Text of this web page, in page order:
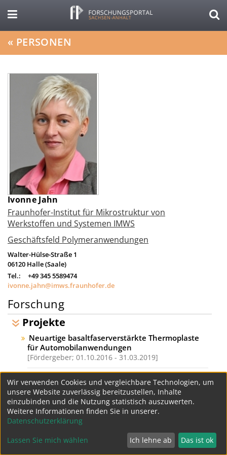
« PERSONEN
Ivonne Jahn
Fraunhofer-Institut für Mikrostruktur von
Werkstoffen und Systemen IMWS
Geschäftsfeld Polymeranwendungen
Walter-Hülse-Straße 1
06120 Halle (Saale)
Tel.:
+49 345 5589474
ivonne.jahn@imws.fraunhofer.de
Forschung
Projekte
Neuartige basaltfaserverstärkte Thermoplaste
für Automobilanwendungen
Fördergeber; 01.10.2016 - 31.03.2019
Entwicklung und Erprobung einer
thermoplastisch gebundenen Blattfeder
Fördergeber: EU - EFRE Sachsen-Anhalt; 01.01.2016 -
30.06.2018
Datenschutz Impressum
Wir verwenden Cookies und vergleichbare Technologien, um
unsere Website zuverlässig bereitzustellen, Inhalte
einzubinden und die Nutzung statistisch auszuwerten.
Weitere Informationen finden Sie in unserer.
Datenschutzerklärung
Lassen Sie mich wählen Ich lehne ab Das ist ok